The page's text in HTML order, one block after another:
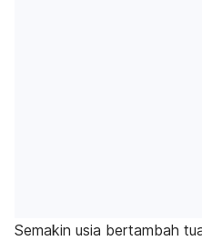
Semakin usia bertambah